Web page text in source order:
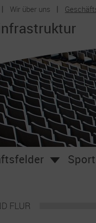
Wir über uns
FLUR